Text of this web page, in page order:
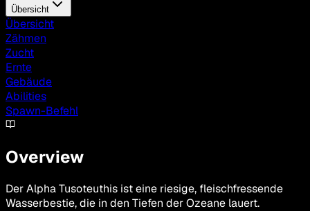
Übersicht
Übersicht
Zähmen
Zucht
Ernte
Gebäude
Abilities
Spawn-Befehl
Overview
Der Alpha Tusoteuthis ist eine riesige, fleischfressende
Wasserbestie, die in den Tiefen der Ozeane lauert.